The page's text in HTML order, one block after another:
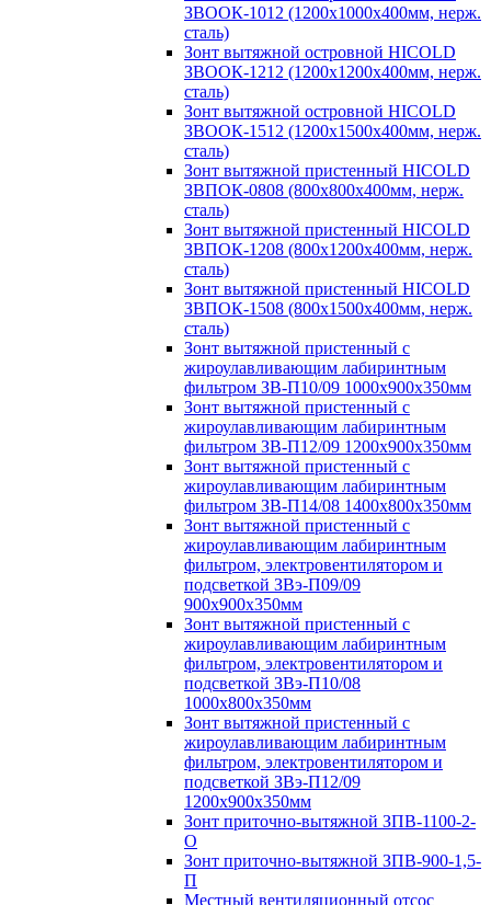
ЗВООК-1012 (1200х1000х400мм, нерж.
сталь)
Зонт вытяжной островной HICOLD
ЗВООК-1212 (1200x1200x400мм, нерж.
сталь)
Зонт вытяжной островной HICOLD
ЗВООК-1512 (1200х1500х400мм, нерж.
сталь)
Зонт вытяжной пристенный HICOLD
ЗВПОК-0808 (800х800х400мм, нерж.
сталь)
Зонт вытяжной пристенный HICOLD
ЗВПОК-1208 (800х1200х400мм, нерж.
сталь)
Зонт вытяжной пристенный HICOLD
ЗВПОК-1508 (800х1500х400мм, нерж.
сталь)
Зонт вытяжной пристенный с
жироулавливающим лабиринтным
фильтром ЗВ-П10/09 1000х900х350мм
Зонт вытяжной пристенный с
жироулавливающим лабиринтным
фильтром ЗВ-П12/09 1200х900х350мм
Зонт вытяжной пристенный с
жироулавливающим лабиринтным
фильтром ЗВ-П14/08 1400х800х350мм
Зонт вытяжной пристенный с
жироулавливающим лабиринтным
фильтром, электровентилятором и
подсветкой ЗВэ-П09/09
900х900х350мм
Зонт вытяжной пристенный с
жироулавливающим лабиринтным
фильтром, электровентилятором и
подсветкой ЗВэ-П10/08
1000х800х350мм
Зонт вытяжной пристенный с
жироулавливающим лабиринтным
фильтром, электровентилятором и
подсветкой ЗВэ-П12/09
1200х900х350мм
Зонт приточно-вытяжной ЗПВ-1100-2-
О
Зонт приточно-вытяжной ЗПВ-900-1,5-
П
Местный вентиляционный отсос